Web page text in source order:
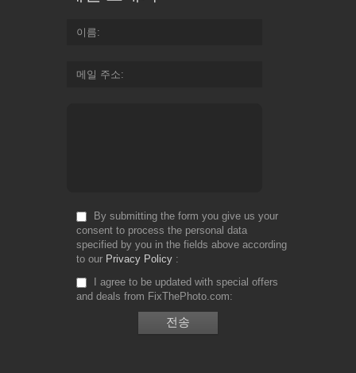
이름
메일 주소
By submitting the form you give us your
consent to process the personal data
specified by you in the fields above according
to our Privacy Policy
I agree to be updated with special offers
and deals from FixThePhoto.com